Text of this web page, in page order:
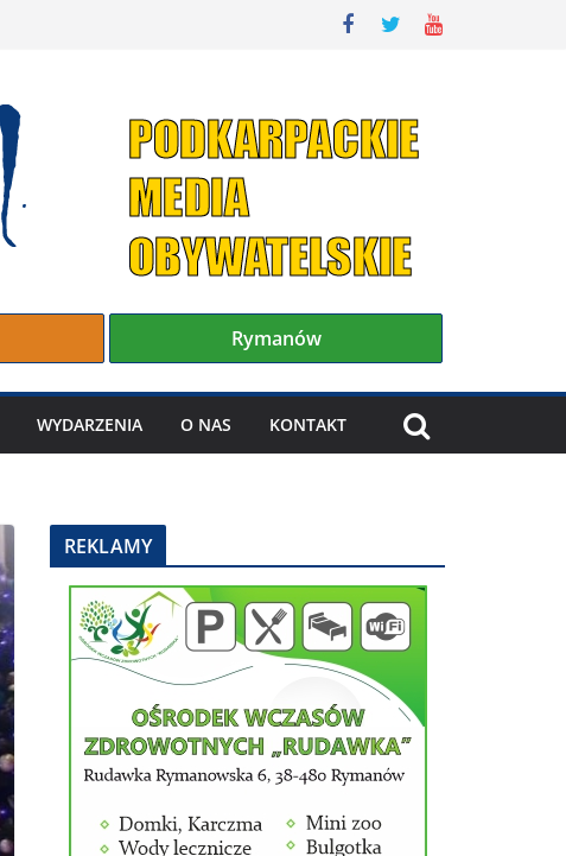
Rymanów
WYDARZENIA O NAS KONTAKT
REKLAMY